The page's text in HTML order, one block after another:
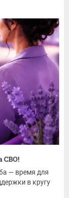
СВО!
— время для
в кругу